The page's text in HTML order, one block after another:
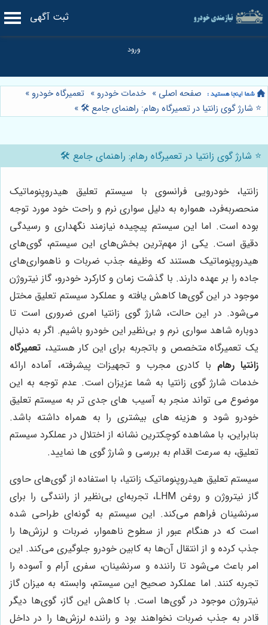
ثبت آگهی
صفحه اصلی » خدمات خودرو » تعمیرگاه خودرو »
⭐️ شارژ گوی زانتیا در تعمیرگاه رهام: راهنمای جامع 🛠️»
⭐️ شارژ گوی زانتیا در تعمیرگاه رهام: راهنمای جامع 🛠️
زانتیا، خودرویی فرانسوی با سیستم تعلیق هیدروپنوماتیک
منحصربه‌فرد، همواره به دلیل سواری نرم و راحت خود مورد توجه
بوده است. اما این سیستم پیچیده نیازمند نگهداری و رسیدگی
دقیق است. یکی از مهم‌ترین بخش‌های این سیستم، گوی‌های
هیدروپنوماتیک هستند که وظیفه جذب ضربات و ناهمواری‌های
جاده را بر عهده دارند. با گذشت زمان و کارکرد خودرو، گاز نیتروژن
موجود در این گوی‌ها کاهش یافته و عملکرد سیستم تعلیق مختل
می‌شود. در این حالت، شارژ گوی زانتیا امری ضروری است تا
دوباره شاهد سواری نرم و بی‌نظیر این خودرو باشیم. اگر به دنبال
یک تعمیرگاه متخصص و باتجربه برای این کار هستید، تعمیرگاه
زانتیا رهام با کادری مجرب و تجهیزات پیشرفته، آماده ارائه
خدمات شارژ گوی زانتیا به شما عزیزان است. عدم توجه به این
موضوع می تواند منجر به آسیب های جدی تر به سیستم تعلیق
خودرو شود و هزینه های بیشتری را به همراه داشته باشد.
بنابراین، با مشاهده کوچکترین نشانه از اختلال در عملکرد سیستم
تعلیق، به سرعت اقدام به بررسی و شارژ گوی ها نمایید.
سیستم تعلیق هیدروپنوماتیک زانتیا، با استفاده از گوی‌های حاوی
گاز نیتروژن و روغن LHM، تجربه‌ای بی‌نظیر از رانندگی را برای
سرنشینان فراهم می‌کند. این سیستم به گونه‌ای طراحی شده
است که در هنگام عبور از سطوح ناهموار، ضربات و لرزش‌ها را
جذب کرده و از انتقال آن‌ها به کابین خودرو جلوگیری می‌کند. این
امر باعث می‌شود تا راننده و سرنشینان، سفری آرام و آسوده را
تجربه کنند. اما عملکرد صحیح این سیستم، وابسته به میزان گاز
نیتروژن موجود در گوی‌ها است. با کاهش این گاز، گوی‌ها دیگر
قادر به جذب ضربات نخواهند بود و راننده لرزش‌ها را در داخل